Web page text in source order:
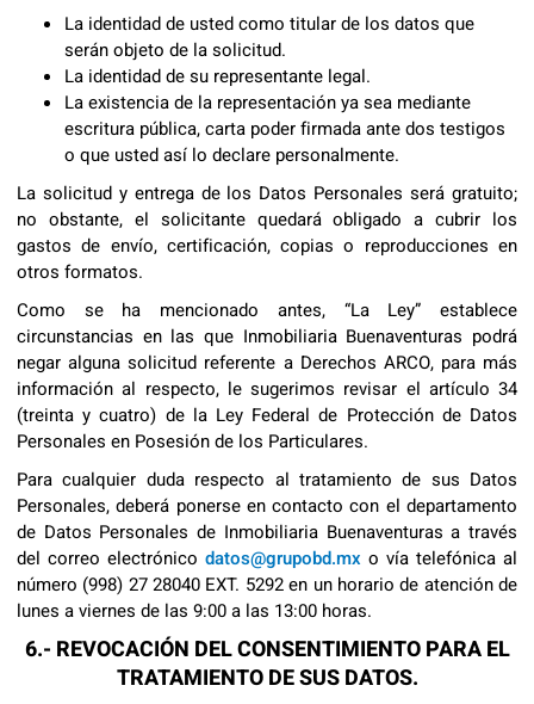
La identidad de usted como titular de los datos que
serán objeto de la solicitud.
La identidad de su representante legal.
La existencia de la representación ya sea mediante
escritura pública, carta poder firmada ante dos testigos
o que usted así lo declare personalmente.
La solicitud y entrega de los Datos Personales será gratuito;
no obstante, el solicitante quedará obligado a cubrir los
gastos de envío, certificación, copias o reproducciones en
otros formatos.
Como se ha mencionado antes, “La Ley” establece
circunstancias en las que Inmobiliaria Buenaventuras podrá
negar alguna solicitud referente a Derechos ARCO, para más
información al respecto, le sugerimos revisar el artículo 34
(treinta y cuatro) de la Ley Federal de Protección de Datos
Personales en Posesión de los Particulares.
Para cualquier duda respecto al tratamiento de sus Datos
Personales, deberá ponerse en contacto con el departamento
de Datos Personales de Inmobiliaria Buenaventuras a través
del correo electrónico datos@grupobd.mx o vía telefónica al
número (998) 27 28040 EXT. 5292 en un horario de atención de
lunes a viernes de las 9:00 a las 13:00 horas.
6.- REVOCACIÓN DEL CONSENTIMIENTO PARA EL
TRATAMIENTO DE SUS DATOS.